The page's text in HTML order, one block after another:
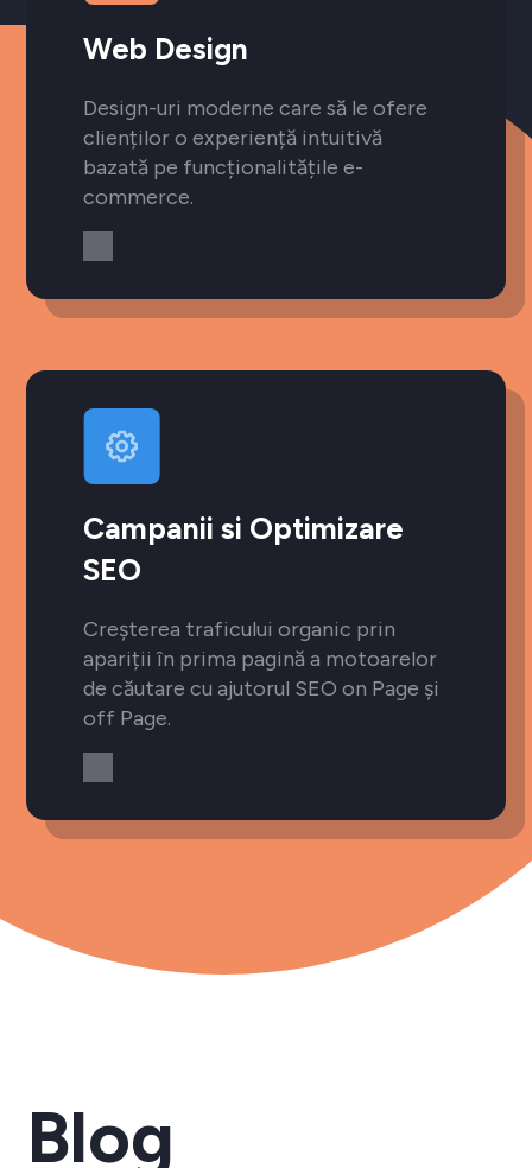
Web Design
Design-uri moderne care să le ofere
clienților o experiență intuitivă
bazată pe funcționalitățile e-
commerce.
Campanii si Optimizare
SEO
Creșterea traficului organic prin
apariții în prima pagină a motoarelor
de căutare cu ajutorul SEO on Page și
off Page.
Blog